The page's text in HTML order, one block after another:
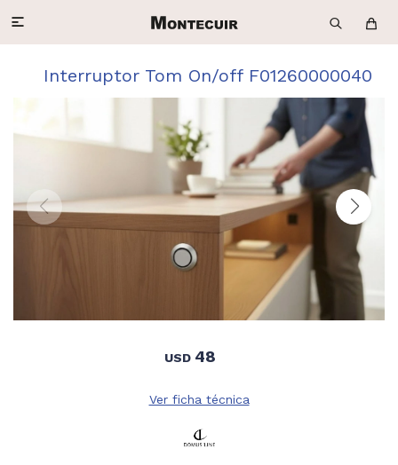

Interruptor Tom On/off F01260000040
USD 48
Ver ficha técnica